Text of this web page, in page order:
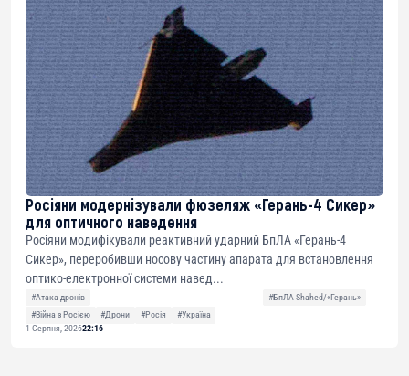
Росіяни модернізували фюзеляж «Герань-4 Сикер»
для оптичного наведення
Росіяни модифікували реактивний ударний БпЛА «Герань-4
Сикер», переробивши носову частину апарата для встановлення
оптико-електронної системи навед...
#Атака дронів
#БпЛА Shahed/«Герань»
#Війна з Росією
#Дрони #Росія
#Україна
1 Серпня, 202622:16